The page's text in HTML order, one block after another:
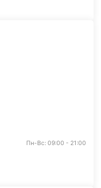
Пн-Вс: 09:00 - 21:00